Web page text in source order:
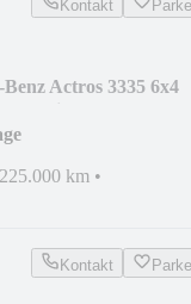
Kontakt
Benz Actros 3335 6x4
225.000 km •
Kontakt